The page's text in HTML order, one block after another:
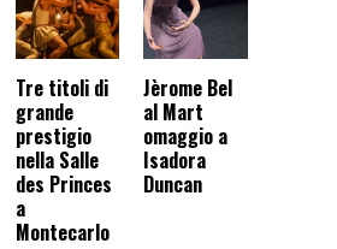
Tre titoli di
grande
prestigio
nella Salle
des Princes
a
Montecarlo
Jèrome Bel
al Mart
omaggio a
Isadora
Duncan